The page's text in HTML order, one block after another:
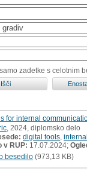
zadetke s celotnim
for internal
, 2024, diplomsko delo
digital tools
v RUP: 17.07.2024;
besedilo (973,13 KB)